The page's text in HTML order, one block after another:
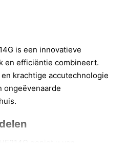
is een innovatieve
en efficiëntie combineert.
krachtige accutechnologie
ongeëvenaarde